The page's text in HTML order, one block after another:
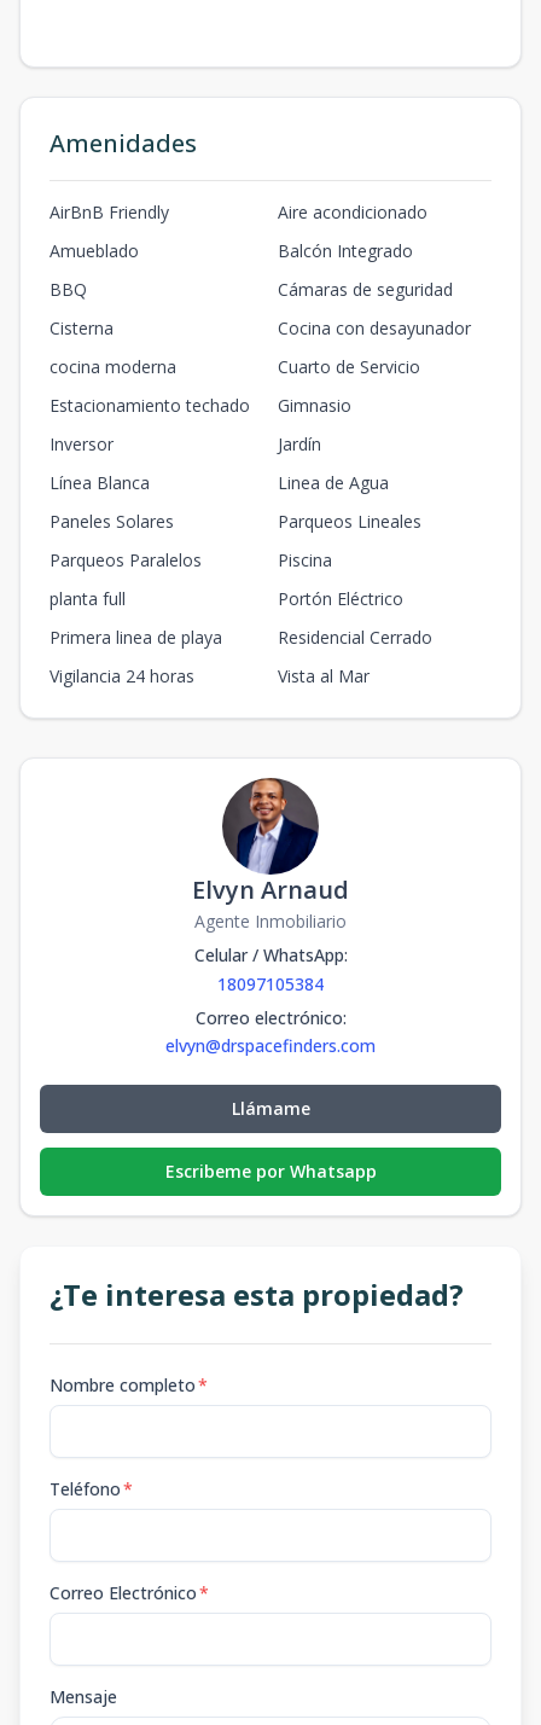
Amenidades
AirBnB Friendly
Aire acondicionado
Amueblado
Balcón Integrado
BBQ
Cámaras de seguridad
Cisterna
Cocina con desayunador
cocina moderna
Cuarto de Servicio
Estacionamiento techado
Gimnasio
Inversor
Jardín
Línea Blanca
Linea de Agua
Paneles Solares
Parqueos Lineales
Parqueos Paralelos
Piscina
planta full
Portón Eléctrico
Primera linea de playa
Residencial Cerrado
Vigilancia 24 horas
Vista al Mar
Elvyn Arnaud
Agente Inmobiliario
Celular / WhatsApp:
18097105384
Correo electrónico:
elvyn@drspacefinders.com
Llámame
Escribeme por Whatsapp
¿Te interesa esta propiedad?
Nombre completo*
Teléfono*
Correo Electrónico*
Mensaje